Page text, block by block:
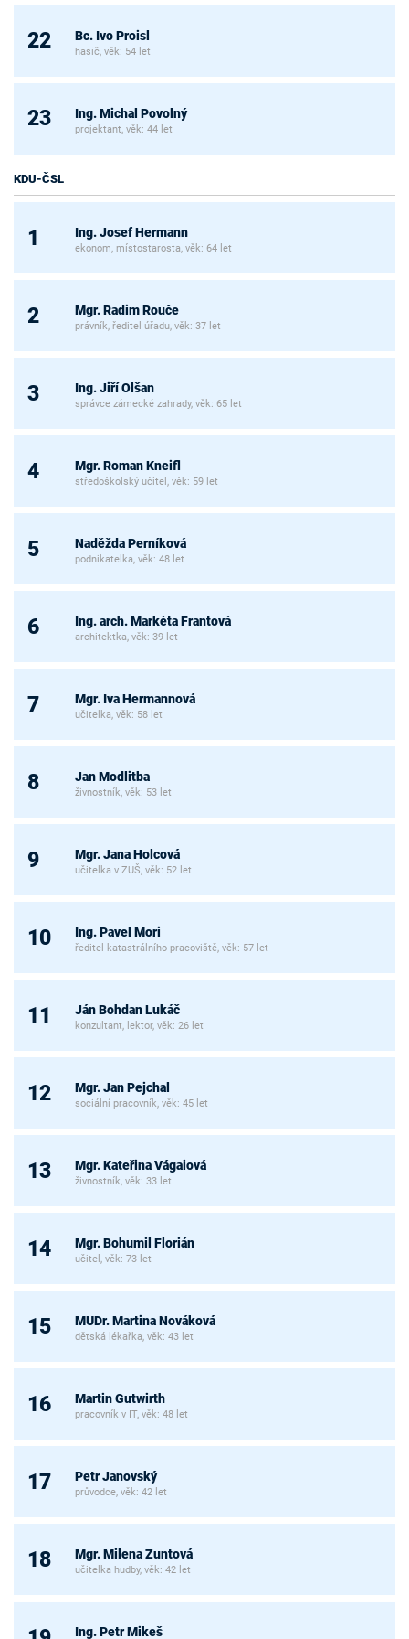
22 Bc. Ivo Proisl
hasič, věk: 54 let
23 Ing. Michal Povolný
projektant, věk: 44 let
KDU-ČSL
1 Ing. Josef Hermann
ekonom, místostarosta, věk: 64 let
2 Mgr. Radim Rouče
právník, ředitel úřadu, věk: 37 let
3 Ing. Jiří Olšan
správce zámecké zahrady, věk: 65 let
4 Mgr. Roman Kneifl
středoškolský učitel, věk: 59 let
5 Naděžda Perníková
podnikatelka, věk: 48 let
6 Ing. arch. Markéta Frantová
architektka, věk: 39 let
7 Mgr. Iva Hermannová
učitelka, věk: 58 let
8 Jan Modlitba
živnostník, věk: 53 let
9 Mgr. Jana Holcová
učitelka v ZUŠ, věk: 52 let
10 Ing. Pavel Mori
ředitel katastrálního pracoviště, věk: 57 let
11 Ján Bohdan Lukáč
konzultant, lektor, věk: 26 let
12 Mgr. Jan Pejchal
sociální pracovník, věk: 45 let
13 Mgr. Kateřina Vágaiová
živnostník, věk: 33 let
14 Mgr. Bohumil Florián
učitel, věk: 73 let
15 MUDr. Martina Nováková
dětská lékařka, věk: 43 let
16 Martin Gutwirth
pracovník v IT, věk: 48 let
17 Petr Janovský
průvodce, věk: 42 let
18 Mgr. Milena Zuntová
učitelka hudby, věk: 42 let
Ing. Petr Mikeš